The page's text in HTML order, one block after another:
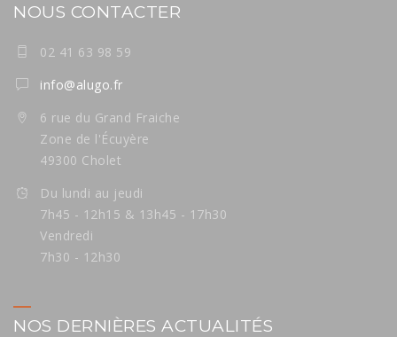
NOUS CONTACTER
02 41 63 98 59
info@alugo.fr
6 rue du Grand Fraiche
Zone de l'Écuyère
49300 Cholet
Du lundi au jeudi
7h45 - 12h15 & 13h45 - 17h30
Vendredi
7h30 - 12h30
NOS DERNIÈRES ACTUALITÉS